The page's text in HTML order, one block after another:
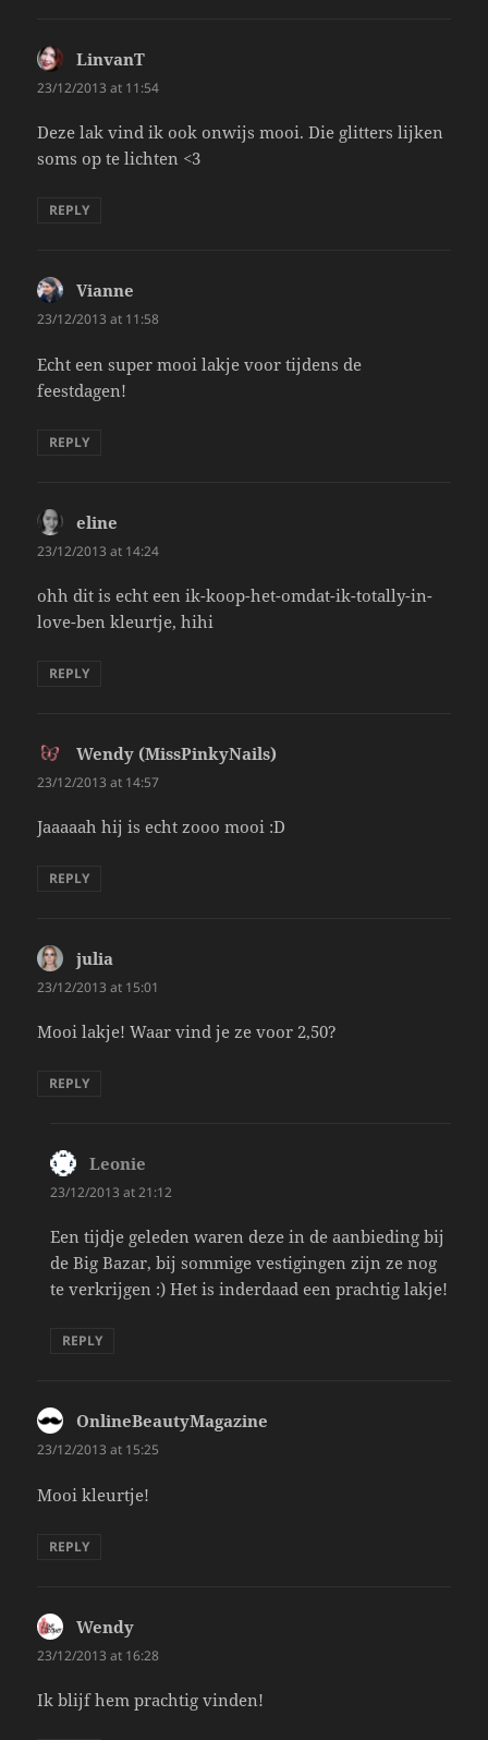
LinvanT
23/12/2013 at 11:54
Deze lak vind ik ook onwijs mooi. Die glitters lijken
soms op te lichten <3
REPLY
Vianne
23/12/2013 at 11:58
Echt een super mooi lakje voor tijdens de
feestdagen!
REPLY
eline
23/12/2013 at 14:24
ohh dit is echt een ik-koop-het-omdat-ik-totally-in-
love-ben kleurtje, hihi
REPLY
Wendy (MissPinkyNails)
23/12/2013 at 14:57
Jaaaaah hij is echt zooo mooi :D
REPLY
julia
23/12/2013 at 15:01
Mooi lakje! Waar vind je ze voor 2,50?
REPLY
Leonie
23/12/2013 at 21:12
Een tijdje geleden waren deze in de aanbieding bij
de Big Bazar, bij sommige vestigingen zijn ze nog
te verkrijgen :) Het is inderdaad een prachtig lakje!
REPLY
OnlineBeautyMagazine
23/12/2013 at 15:25
Mooi kleurtje!
REPLY
Wendy
23/12/2013 at 16:28
Ik blijf hem prachtig vinden!